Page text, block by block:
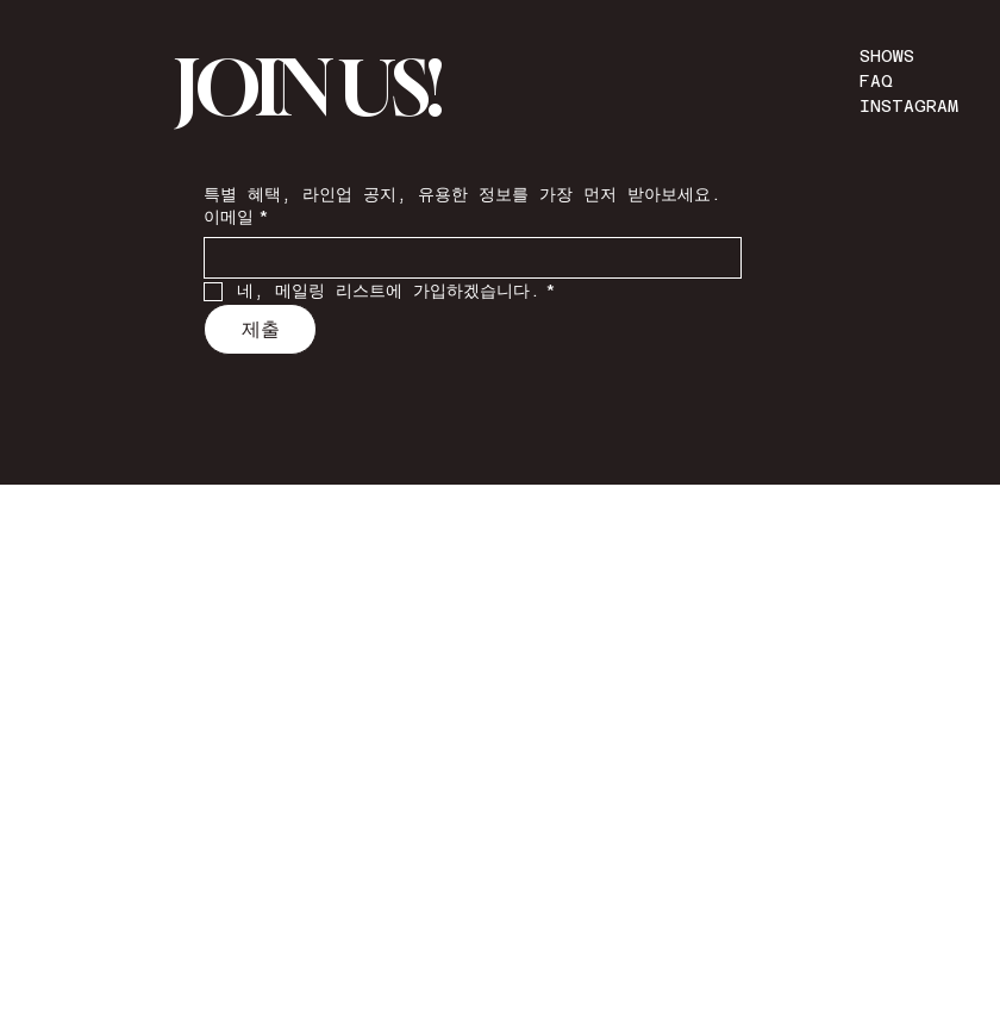
JOIN US!
특별 혜택, 라인업 공지, 유용한 정보를 가장 먼저 받아보세요.
이메일 *
네, 메일링 리스트에 가입하겠습니다. *
제출
SHOWS
FAQ
INSTAGRAM